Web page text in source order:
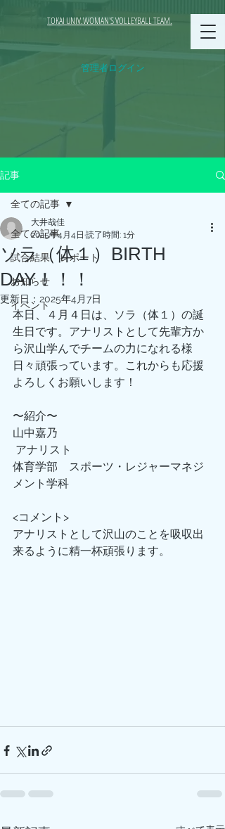
TOKAI UNIV.WOMAN'S VOLLEYBALL TEAM.
管理者ログイン
記事
全ての記事
試合結果、レポート
お知らせ
イベント
全ての記事
ソラ（体１）BIRTH
DAY！！！
大井哉佳
2025年4月4日 読了時間: 1分
更新日： 2025年4月7日
本日、４月４日は、ソラ（体１）の誕
生日です。アナリストとして先輩方か
ら沢山学んでチームの力になれる様
日々頑張っています。これからも応援
よろしくお願いします！
〜紹介〜
山中嘉乃
アナリスト
体育学部　スポーツ・レジャーマネジ
メント学科
<コメント>
アナリストとして沢山のことを吸収出
来るように精一杯頑張ります。